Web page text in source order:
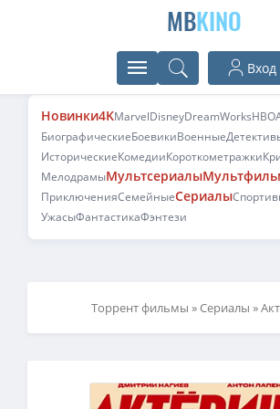
MBKINO
Вход
Новинки4KMarvelDisneyDreamWorksHBO
БиографическиеБоевикиВоенные
ИсторическиеКомедииКороткометражки
МелодрамыМультсериалы
ПриключенияСемейныеСериалы
УжасыФантастикаФэнтези
Торрент фильмы »Сериалы »